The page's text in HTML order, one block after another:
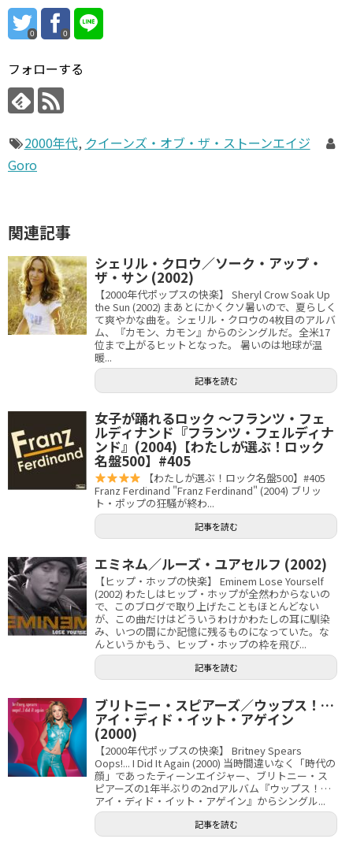
0 0
フォローする
2000年代, クイーンズ・オブ・ザ・ストーンエイジ
Goro
関連記事
シェリル・クロウ／ソーク・アップ・
ザ・サン (2002)
【2000年代ポップスの快楽】 Sheryl Crow Soak Up
the Sun (2002) まあとにかくクソ暑いので、夏らしく
て爽やかな曲を。シェリル・クロウの4枚目のアルバ
ム、『カモン、カモン』からのシングルだ。全米17
位まで上がるヒットとなった。 暑いのは地球が温
暖...
記事を読む
女子が踊れるロック 〜フランツ・フェ
ルディナンド『フランツ・フェルディナ
ンド』(2004)【わたしが選ぶ！ロック
名盤500】#405
【わたしが選ぶ！ロック名盤500】#405
Franz Ferdinand "Franz Ferdinand" (2004) ブリッ
ト・ポップの狂騒が終わ...
記事を読む
エミネム／ルーズ・ユアセルフ (2002)
【ヒップ・ホップの快楽】 Eminem Lose Yourself
(2002) わたしはヒップ・ホップが全然わからないの
で、このブログで取り上げたこともほとんどない
が、この曲だけはどういうわけかわたしの耳に馴染
み、いつの間にか記憶に残るものになっていた。な
んというかもう、ヒップ・ホップの枠を飛び...
記事を読む
ブリトニー・スピアーズ／ウップス！…
アイ・ディド・イット・アゲイン
(2000)
【2000年代ポップスの快楽】 Britney Spears
Oops!... I Did It Again (2000) 当時間違いなく「時代の
顔」であったティーンエイジャー、ブリトニー・ス
ピアーズの1年半ぶりの2ndアルバム『ウップス！…
アイ・ディド・イット・アゲイン』からシングル...
記事を読む